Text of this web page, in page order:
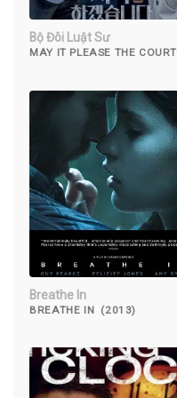
Bộ Đôi Luật Sư
MAY IT PLEASE THE COURT
Breathe In
BREATHE IN (2013)